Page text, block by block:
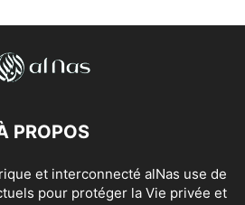
PROPOS
et interconnecté alNas use de
pour protéger la Vie privée et